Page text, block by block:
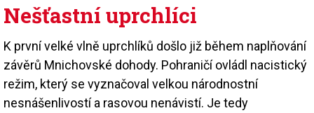
Nešťastní uprchlíci
K první velké vlně uprchlíků došlo již během naplňování
závěrů Mnichovské dohody. Pohraničí ovládl nacistický
režim, který se vyznačoval velkou národnostní
nesnášenlivostí a rasovou nenávistí. Je tedy